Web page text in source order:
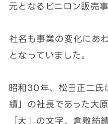
元となるビニロン販売
社名も事業の変化にあ
となっていました。
昭和30年、松田正二氏
績」の社長であった大
「大」の文字、倉敷紡